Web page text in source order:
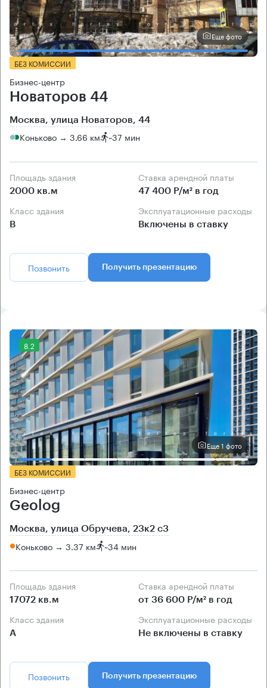
Еще фото
БЕЗ КОМИССИИ
Бизнес-центр
Новаторов 44
Москва, улица Новаторов, 44
Коньково → 3.66 км ~37 мин
Площадь здания
2000 кв.м
Ставка арендной платы
47 400 Р/м² в год
Класс здания
B
Эксплуатационные расходы
Включены в ставку
Позвонить Получить презентацию
8.2
Еще 1 фото
БЕЗ КОМИССИИ
Бизнес-центр
Geolog
Москва, улица Обручева, 23к2 с3
Коньково → 3.37 км ~34 мин
Площадь здания
17072 кв.м
Ставка арендной платы
от 36 600 Р/м² в год
Класс здания
А
Эксплуатационные расходы
Не включены в ставку
Позвонить Получить презентацию